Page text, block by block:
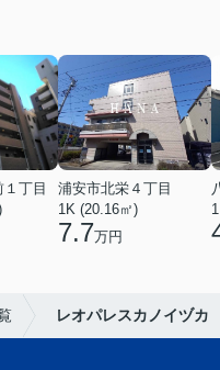
丁目
浦安市北栄４丁目
1K (20.16㎡)
7.7万円
レオパレスカノイヅカ